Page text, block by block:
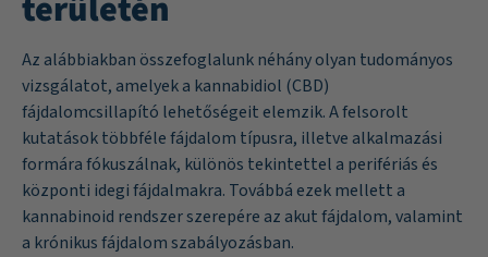
területén
Az alábbiakban összefoglalunk néhány olyan tudományos
vizsgálatot, amelyek a kannabidiol (CBD)
fájdalomcsillapító lehetőségeit elemzik. A felsorolt
kutatások többféle fájdalom típusra, illetve alkalmazási
formára fókuszálnak, különös tekintettel a perifériás és
központi idegi fájdalmakra. Továbbá ezek mellett a
kannabinoid rendszer szerepére az akut fájdalom, valamint
a krónikus fájdalom szabályozásban.